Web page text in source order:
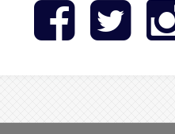
Facebook Twitter